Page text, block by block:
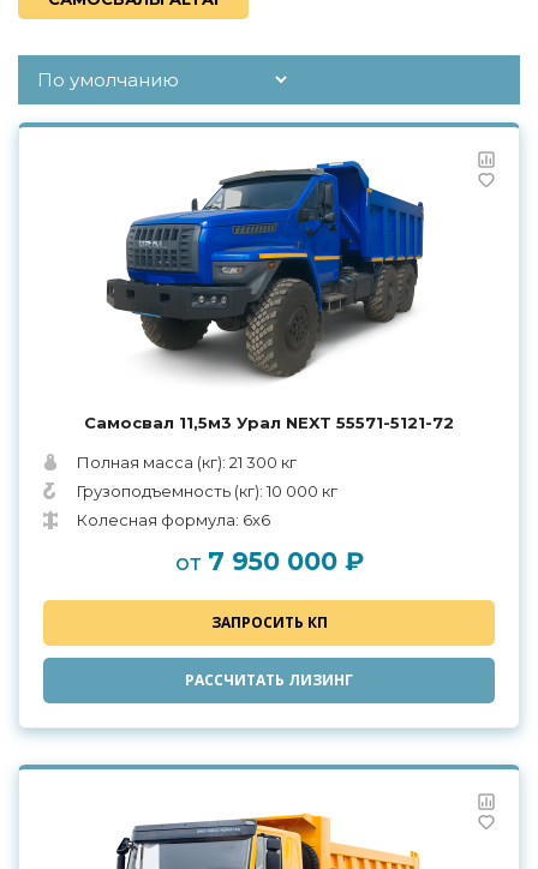
Самосвал 11,5м3 Урал NEXT 55571-5121-72
Полная масса (кг): 21 300 кг
Грузоподъемность (кг): 10 000 кг
Колесная формула: 6х6
от 7 950 000 ₽
ЗАПРОСИТЬ КП
РАССЧИТАТЬ ЛИЗИНГ